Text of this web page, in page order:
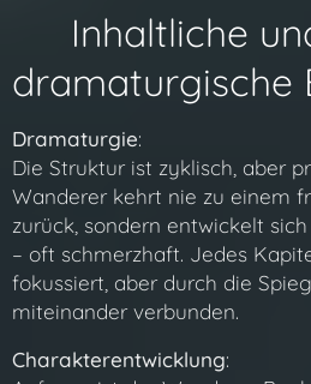
🧩 Inhaltliche
dramaturgische
Dramaturgie:
Die Struktur ist zyklisch, aber
Wanderer kehrt nie zu einem
zurück, sondern entwickelt
– oft schmerzhaft. Jedes
fokussiert, aber durch die
miteinander verbunden.
Charakterentwicklung: